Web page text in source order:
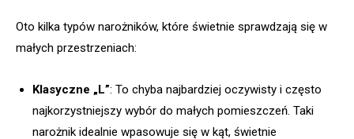
Oto kilka typów narożników, które świetnie sprawdzają się w
małych przestrzeniach:
Klasyczne „L”: To chyba najbardziej oczywisty i często
najkorzystniejszy wybór do małych pomieszczeń. Taki
narożnik idealnie wpasowuje się w kąt, świetnie